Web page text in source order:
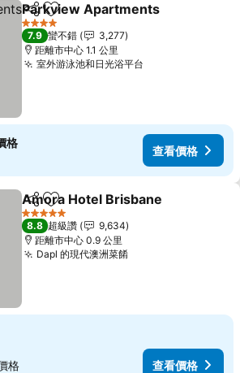
分享 加入我的最愛
Parkview Apartments
4 星級
7.9 蠻不錯
3,277
距離市中心 1.1 公里
室外游泳池和日光浴平台
格
查看價格
分享 加入我的最愛
Amora Hotel Brisbane
5 星級
8.8 超級讚
9,634
距離市中心 0.9 公里
Dapl 的現代澳洲菜餚
格 查看價格